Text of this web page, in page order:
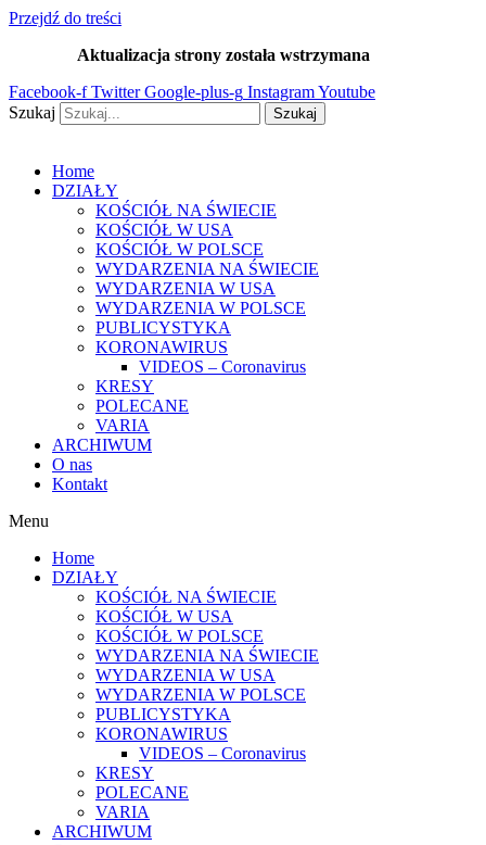
Przejdź do treści
Aktualizacja strony została wstrzymana
Facebook-f Twitter Google-plus-g InstagramYoutube
Szukaj
Szukaj
Home
DZIAŁY
KOŚCIÓŁ NA ŚWIECIE
KOŚCIÓŁ W USA
KOŚCIÓŁ W POLSCE
WYDARZENIA NA ŚWIECIE
WYDARZENIA W USA
WYDARZENIA W POLSCE
PUBLICYSTYKA
KORONAWIRUS
VIDEOS – Coronavirus
KRESY
POLECANE
VARIA
ARCHIWUM
O nas
Kontakt
Menu
Home
DZIAŁY
KOŚCIÓŁ NA ŚWIECIE
KOŚCIÓŁ W USA
KOŚCIÓŁ W POLSCE
WYDARZENIA NA ŚWIECIE
WYDARZENIA W USA
WYDARZENIA W POLSCE
PUBLICYSTYKA
KORONAWIRUS
VIDEOS – Coronavirus
KRESY
POLECANE
VARIA
ARCHIWUM